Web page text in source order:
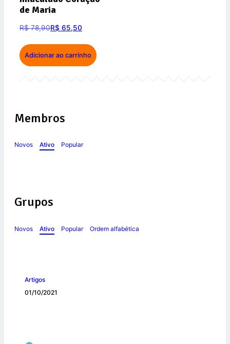
de Maria
R$78,90R$ 65,50
Adicionar ao carrinho
Membros
Novos Ativo Popular
Grupos
Novos Ativo Popular Ordem alfabética
Artigos
01/10/2021